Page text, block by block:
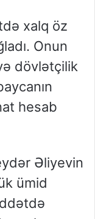
xalq öz
Onun
dövlətçilik
hesab
Əliyevin
ümid